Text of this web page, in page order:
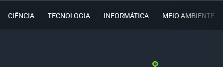
CIÊNCIA TECNOLOGIA INFORMÁTICA MEIO AMBIENTE